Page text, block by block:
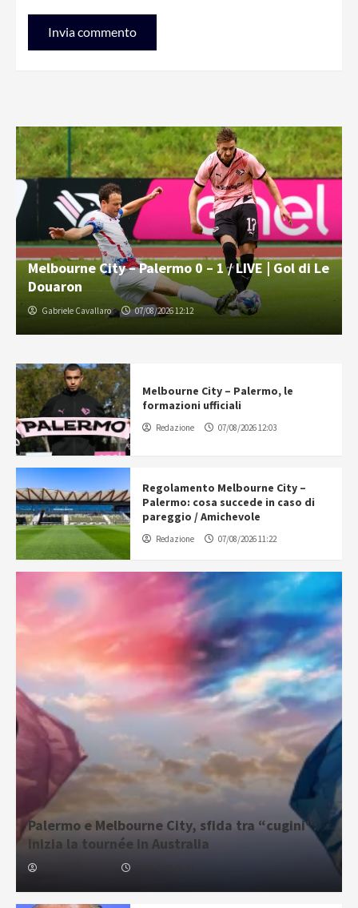
Melbourne City – Palermo 0 – 1 / LIVE | Gol di Le
Douaron
Gabriele Cavallaro 07/08/2026 12:12
Melbourne City – Palermo, le
formazioni ufficiali
Redazione 07/08/2026 12:03
Regolamento Melbourne City –
Palermo: cosa succede in caso di
pareggio / Amichevole
Redazione 07/08/2026 11:22
Palermo e Melbourne City, sfida tra “cugini”:
inizia la tournée in Australia